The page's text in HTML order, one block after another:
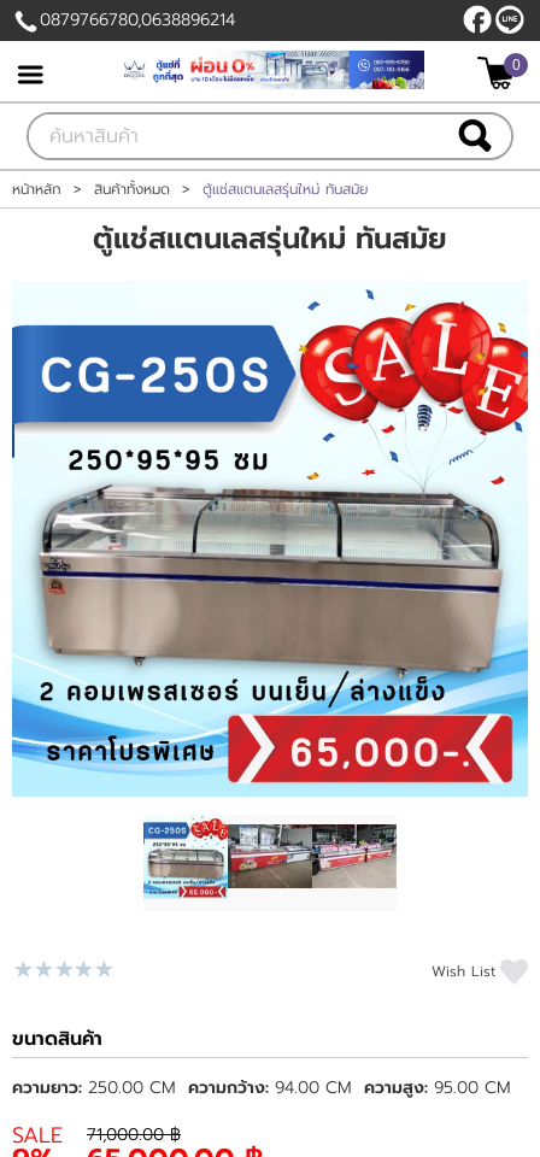
เข้าสู่ระบบ สมัครสมาชิก
สินค้าที่สนใจ( 0 )
หน้าหลัก
ลูกค้าของเรา
แผนกสินค้า
บัญชีผู้ใช้
ติดต่อเรา
ขั้นตอนการสั่งซื้อ
แจ้งชำระเงิน
ข่าวสาร
0879766780,0638896214
0
หน้าหลัก > สินค้าทั้งหมด > ตู้แช่สแตนเลสรุ่นใหม่ ทันสมัย
ตู้แช่สแตนเลสรุ่นใหม่ ทันสมัย
Wish List
ขนาดสินค้า
ความยาว: 250.00 CM ความกว้าง: 94.00 CM ความสูง: 95.00 CM
SALE 71,000.00 ฿